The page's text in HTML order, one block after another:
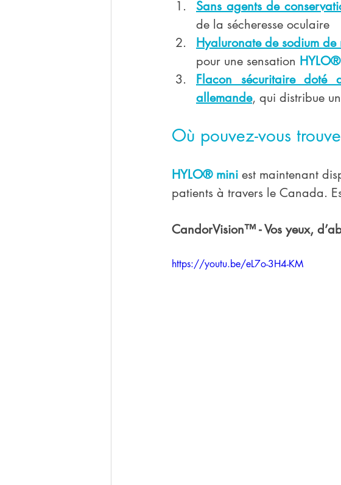
Sans agents de
de la sécheresse oculaire
Hyaluronate de sodium
pour une sensation HYLO®
Flacon sécuritaire doté
allemande, qui distribue
Où pouvez-vous
HYLO® mini est maintenant
patients à travers le Canada.
CandorVision™ - Vos yeux,
https://youtu.be/eL7o-3H4-KM